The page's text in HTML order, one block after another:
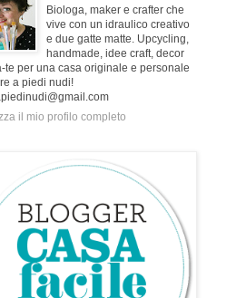
Biologa, maker e crafter che
vive con un idraulico creativo
e due gatte matte. Upcycling,
handmade, idee craft, decor
te per una casa originale e personale
a piedi nudi!
il mio profilo completo